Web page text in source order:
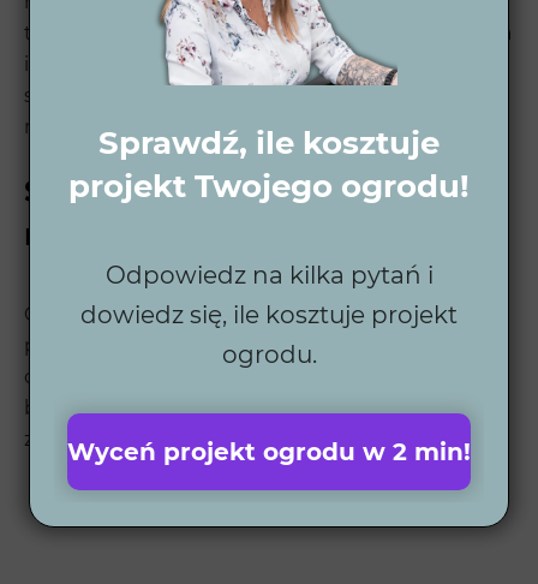
technologiami, tworząc przestrzeń, która zachwyca
i jest łatwa w utrzymaniu. Zobacz nasze
sprawdź, jak możemy pomóc spełnić Twoje
marzenie o idealnym ogrodzie.
Skontaktuj się z nami i spełnij
marzenie o ogrodzie!
Chcesz mieć ogród, który cieszy oko i nie sprawia
problemów? Zobacz, od czego zacząć projekt
ogrodu i sprawdź wycenę przygotowaną pod Twój
budżet. Wypełnij
zaprojektuj ogród swoich marzeń!
Sprawdź, ile kosztuje
projekt Twojego ogrodu!
Odpowiedz na kilka pytań i
dowiedz się, ile kosztuje projekt
ogrodu.
Wyceń projekt ogrodu w 2 min!